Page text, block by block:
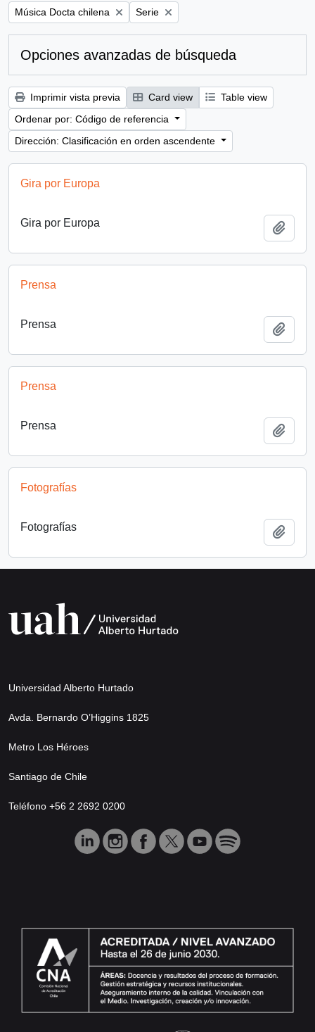
Remove filter:
Música Docta chilena Remove filter:
Serie
Opciones avanzadas de búsqueda
Imprimir vista previa Card view
Table view
Ordenar por: Código de referencia
Dirección: Clasificación en orden ascendente
Gira por Europa
Gira por Europa
Prensa
Prensa
Prensa
Prensa
Fotografías
Fotografías
Universidad Alberto Hurtado
Avda. Bernardo O’Higgins 1825
Metro Los Héroes
Santiago de Chile
Teléfono +56 2 2692 0200